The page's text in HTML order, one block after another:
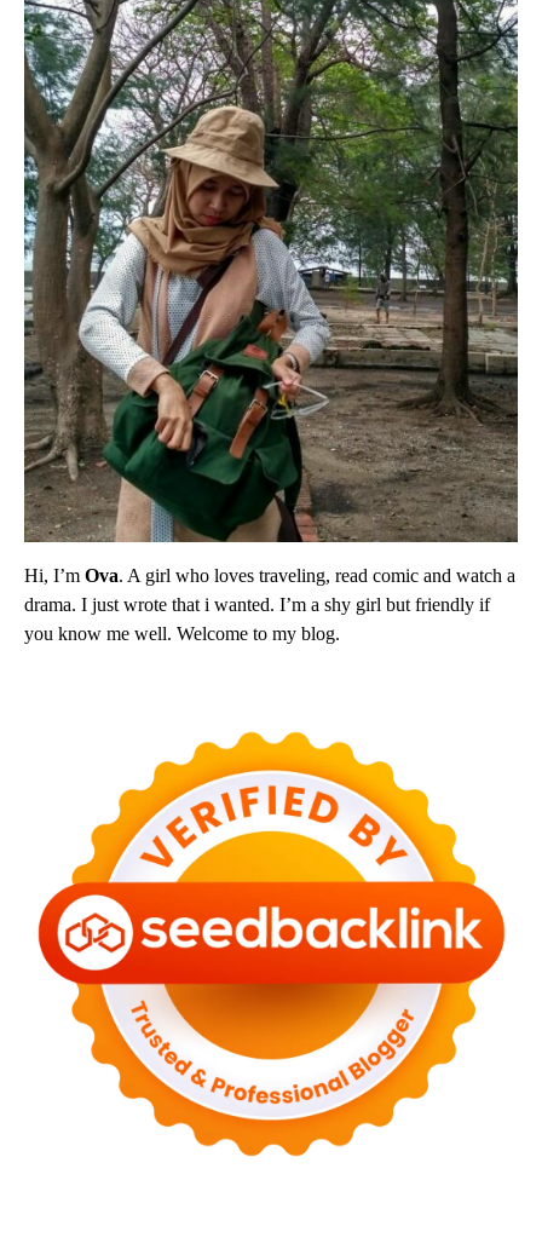
Hi, I’m Ova. A girl who loves traveling, read comic and watch a
drama. I just wrote that i wanted. I’m a shy girl but friendly if
you know me well. Welcome to my blog.